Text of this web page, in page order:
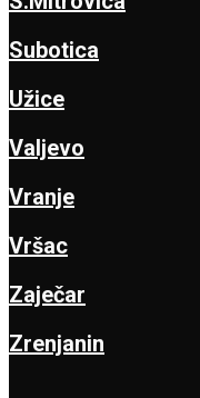
Subotica
Užice
Valjevo
Vranje
Vršac
Zaječar
Zrenjanin